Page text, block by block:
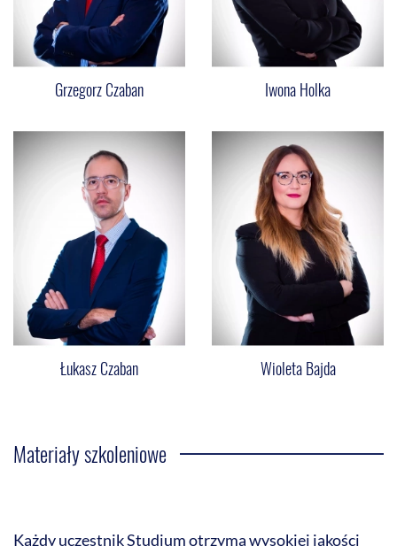
Grzegorz Czaban Iwona Holka
Łukasz Czaban Wioleta Bajda
Materiały szkoleniowe
Każdy uczestnik Studium otrzyma wysokiej jakości